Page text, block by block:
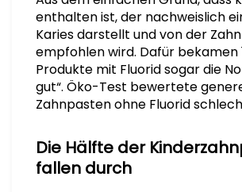
enthalten ist, der nachweislich
Karies darstellt und von der
empfohlen wird. Dafür bekamen
Produkte mit Fluorid sogar die
gut“. Öko-Test bewertete
Zahnpasten ohne Fluorid
Die Hälfte der
fallen durch